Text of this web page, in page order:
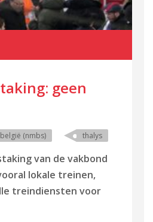
geen
(nmbs) thalys
van de vakbond
lokale treinen,
treindiensten voor